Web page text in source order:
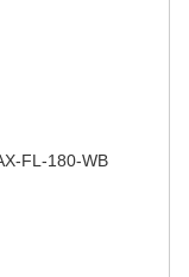
FL-180-WB